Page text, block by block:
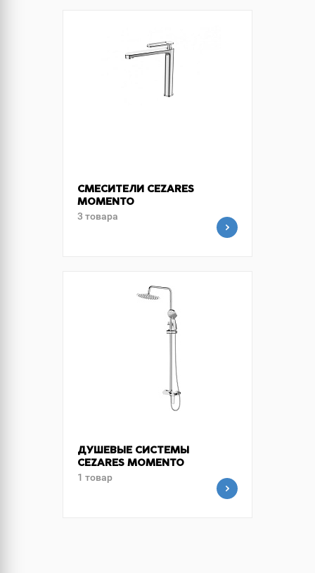
СМЕСИТЕЛИ CEZARES
MOMENTO
3 товара
ДУШЕВЫЕ СИСТЕМЫ
CEZARES MOMENTO
1 товар